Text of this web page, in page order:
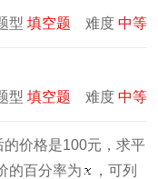
型 填空题 难度 中等
型 填空题 难度 中等
价格是100元，求平
的百分率为
，可列